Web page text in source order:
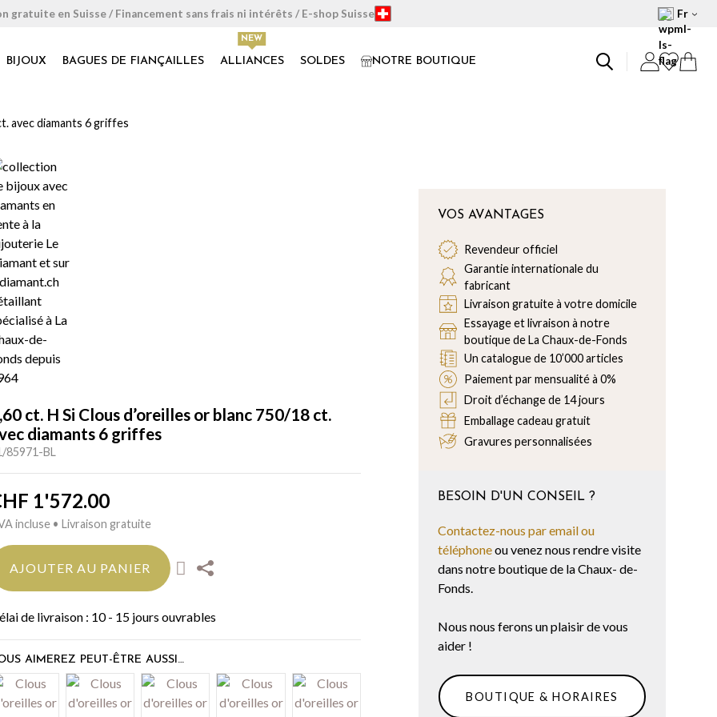
gratuite en Suisse / Financement sans frais ni intérêts / E-shop Suisse Fr
BIJOUX BAGUES DE FIANÇAILLES ALLIANCES SOLDES NOTRE BOUTIQUE
avec diamants 6 griffes
ct. H Si Clous d’oreilles or blanc 750/18 ct.
diamants 6 griffes
85971-BL
1'572.00
incluse • Livraison gratuite
AJOUTER AU PANIER
de livraison : 10 - 15 jours ouvrables
AIMEREZ PEUT-ÊTRE AUSSI…
VOS AVANTAGES
Revendeur officiel
Garantie internationale du
fabricant
Livraison gratuite à votre domicile
Essayage et livraison à notre
boutique de La Chaux-de-Fonds
Un catalogue de 10’000 articles
Paiement par mensualité à 0%
Droit d’échange de 14 jours
Emballage cadeau gratuit
Gravures personnalisées
BESOIN D'UN CONSEIL ?
Contactez-nous par email ou
téléphoneou venez nous rendre visite
dans notre boutique de la Chaux- de-
Fonds.
Nous nous ferons un plaisir de vous
aider !
BOUTIQUE & HORAIRES